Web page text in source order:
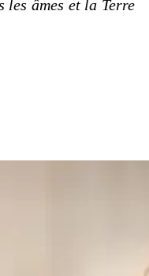
les âmes et la Terre